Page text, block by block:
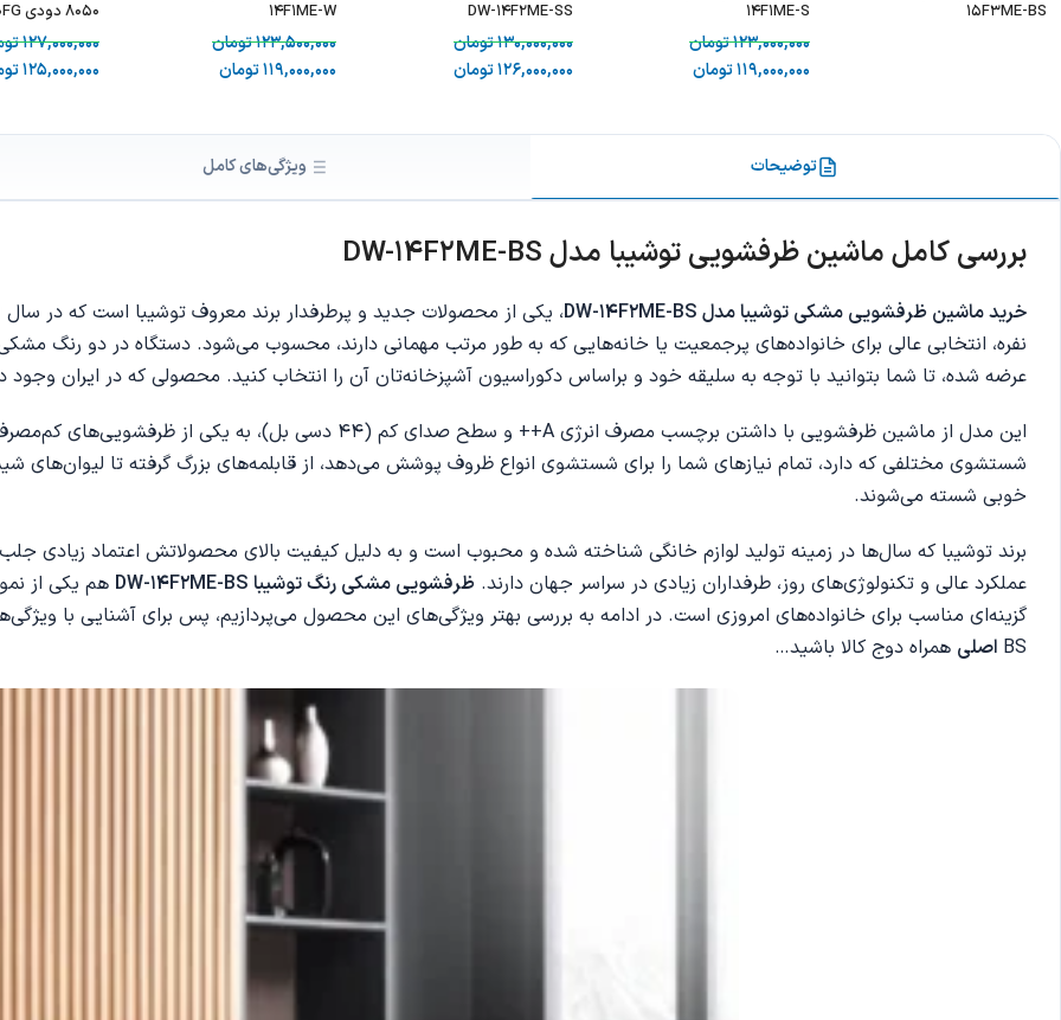
15F3ME-BS
14F1ME-S
123,000,000تومان
119,000,000تومان
DW-14F2ME-SS
130,000,000تومان
126,000,000تومان
14F1ME-W
123,500,000تومان
119,000,000تومان
8050 دودی DW60A8050FG
127,000,000
125,000,000
توضیحات ویژگی‌های کامل
بررسی کامل ماشین ظرفشویی توشیبا مدل DW-14F2ME-BS
خرید ماشین ظرفشویی مشکی توشیبا مدل
عرضه شده، تا شما بتوانید با توجه به سلیقه خود و براساس دکوراسیون آشپزخانه‌تان آن را انتخاب کنید. محصولی که در ایران
شستشوی مختلفی که دارد، تمام نیازهای شما را برای شستشوی انواع ظروف پوشش می‌دهد، از قابلمه‌های بزرگ گرفته تا لیوان‌های
خوبی شسته می‌شوند.
برند توشیبا که سال‌ها در زمینه تولید لوازم خانگی شناخته شده و محبوب است و به دلیل کیفیت بالای محصولاتش اعتماد زیادی
عملکرد عالی و تکنولوژی‌های روز، طرفداران زیادی در سراسر جهان دارند. ظرفشویی مشکی رنگ توشیبا DW-14F2ME-BS هم یکی از
BS اصلی همراه دوج کالا باشید…